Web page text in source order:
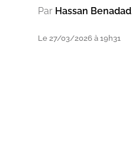
Par Hassan Benadad
Le 27/03/2026 à 19h31